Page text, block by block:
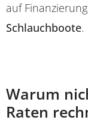
auf
Schlauchboote.
Warum
Raten